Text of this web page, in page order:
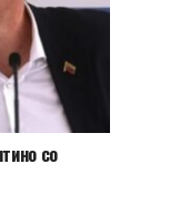
со